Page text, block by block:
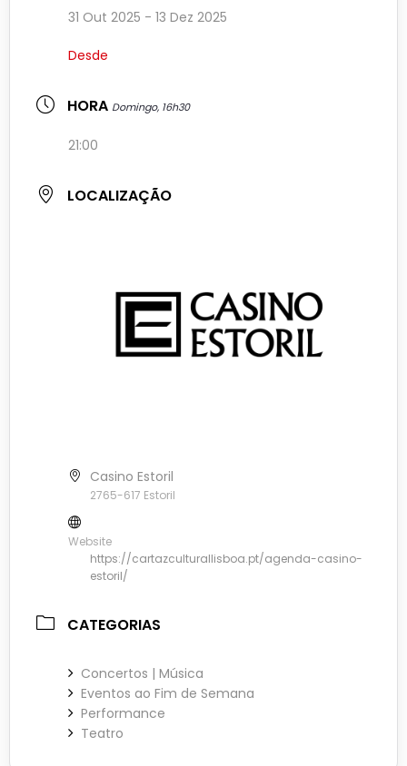
31 Out 2025 - 13 Dez 2025
Desde
HORA Domingo, 16h30
21:00
LOCALIZAÇÃO
Casino Estoril
2765-617 Estoril
Website
https://cartazculturallisboa.pt/agenda-casino-
estoril/
CATEGORIAS
Concertos | Música
Eventos ao Fim de Semana
Performance
Teatro